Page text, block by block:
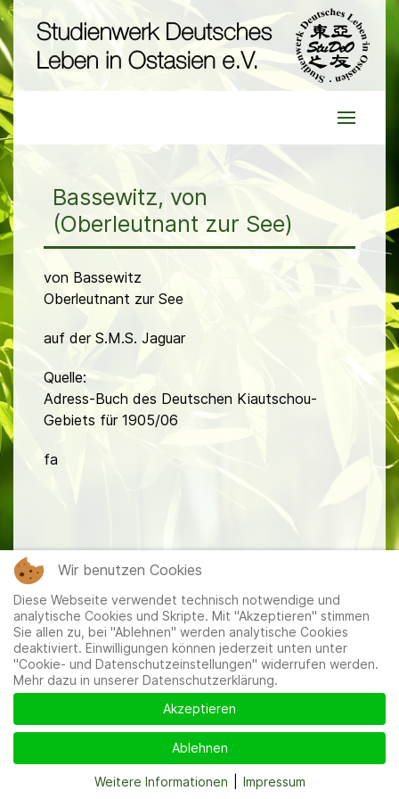
Bassewitz, von
(Oberleutnant zur See)
von Bassewitz
Oberleutnant zur See
auf der S.M.S. Jaguar
Quelle:
Adress-Buch des Deutschen Kiautschou-
Gebiets für 1905/06
fa
Mitglieder Impressum Datenschutzerklärung
Cookie-
und Datenschutzeinstellungen
Wir benutzen Cookies
Diese Webseite verwendet technisch notwendige und
analytische Cookies und Skripte. Mit "Akzeptieren" stimmen
Sie allen zu, bei "Ablehnen" werden analytische Cookies
deaktiviert. Einwilligungen können jederzeit unten unter
"Cookie- und Datenschutzeinstellungen" widerrufen werden.
Mehr dazu in unserer Datenschutzerklärung.
Akzeptieren
Ablehnen
Weitere Informationen Impressum